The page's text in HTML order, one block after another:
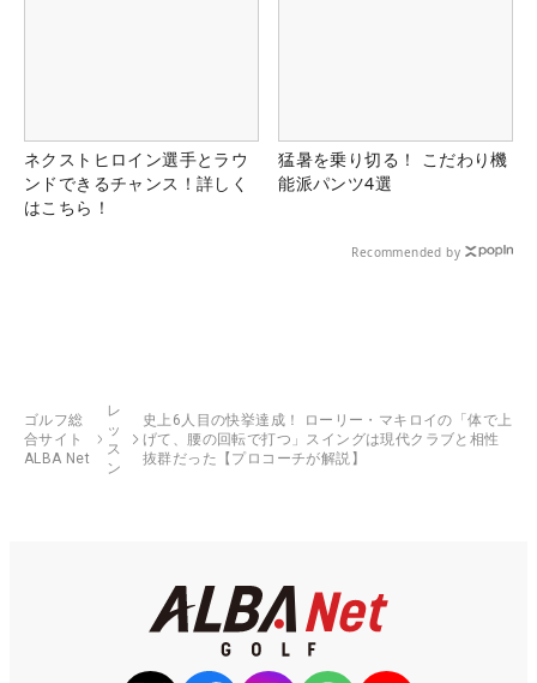
ネクストヒロイン選手とラウ
ンドできるチャンス！詳しく
はこちら！
猛暑を乗り切る！ こだわり機
能派パンツ4選
Recommended by
ゴルフ総
合サイト
ALBA Net
レ
ッ
ス
ン
史上6人目の快挙達成！ ローリー・マキロイの「体で上
げて、腰の回転で打つ」スイングは現代クラブと相性
抜群だった【プロコーチが解説】